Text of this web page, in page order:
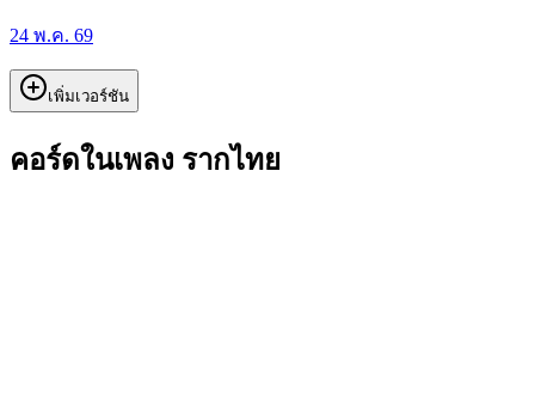
24 พ.ค. 69
เพิ่มเวอร์ชัน
คอร์ดในเพลง รากไทย